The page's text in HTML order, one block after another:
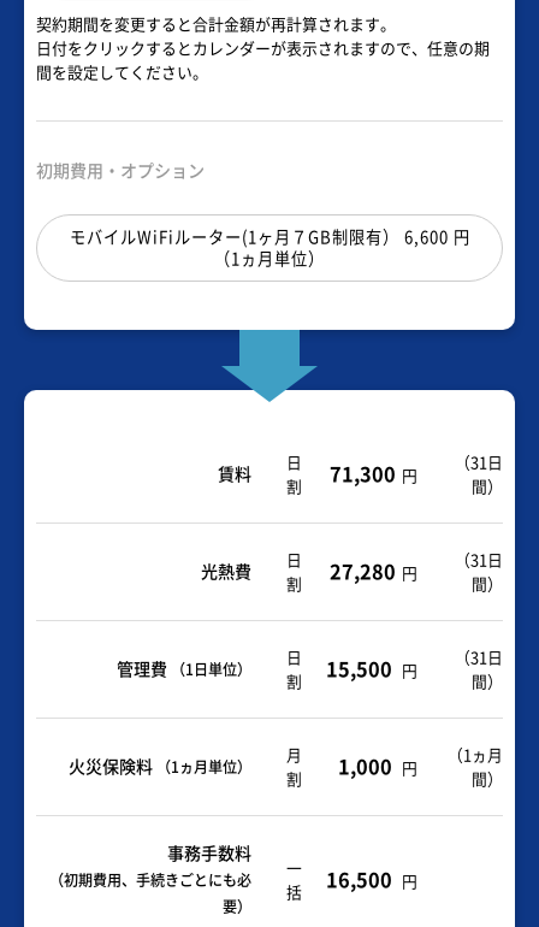
契約期間を変更すると合計金額が再計算されます。
日付をクリックするとカレンダーが表示されますので、任意の期
間を設定してください。
初期費用・オプション
モバイルWiFiルーター(1ヶ月７GB制限有） 6,600 円
（1ヵ月単位）
賃料
日
割
71,300 円
（31日
間）
光熱費
日
割
27,280 円
（31日
間）
管理費 （1日単位）
日
割
15,500 円
（31日
間）
火災保険料 （1ヵ月単位）
月
割
1,000 円
（1ヵ月
間）
事務手数料
（初期費用、手続きごとにも必
要）
一
括
16,500 円